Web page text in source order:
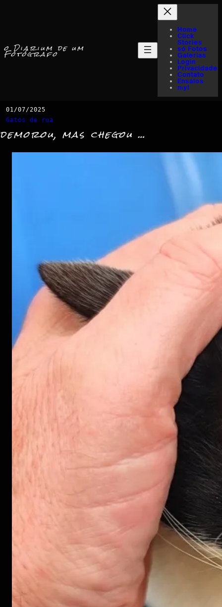
o Diarium de um
Fotógrafo
Home
Click
Stories
só Fotos
Galerias
Login
Privacidade
Contato
Ensaios
myI
01/07/2025
Gatos de rua
demorou, mas chegou …